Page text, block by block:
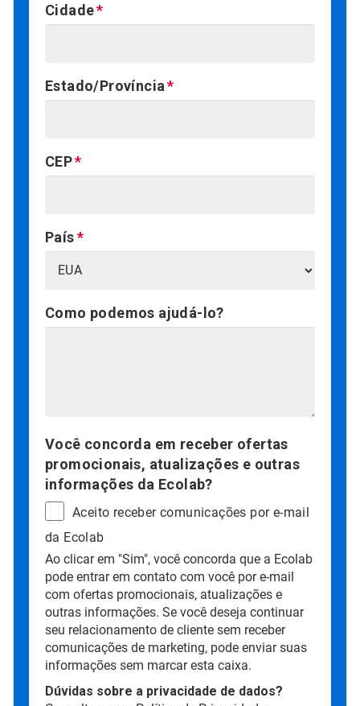
Cidade
Estado/Província
CEP
País
Como podemos ajudá-lo?
Você concorda em receber ofertas
promocionais, atualizações e outras
informações da Ecolab?
Aceito receber comunicações por e-mail
da Ecolab
Ao clicar em "Sim", você concorda que a Ecolab
pode entrar em contato com você por e-mail
com ofertas promocionais, atualizações e
outras informações. Se você deseja continuar
seu relacionamento de cliente sem receber
comunicações de marketing, pode enviar suas
informações sem marcar esta caixa.
Dúvidas sobre a privacidade de dados?